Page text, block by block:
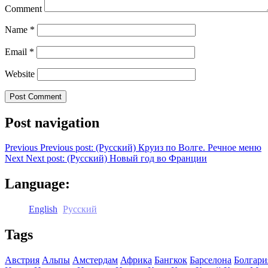
Comment
Name *
Email *
Website
Post navigation
Previous Previous post: (Русский) Круиз по Волге. Речное меню
Next Next post: (Русский) Новый год во Франции
Language:
English Русский
Tags
Австрия Альпы Амстердам Африка Бангкок Барселона